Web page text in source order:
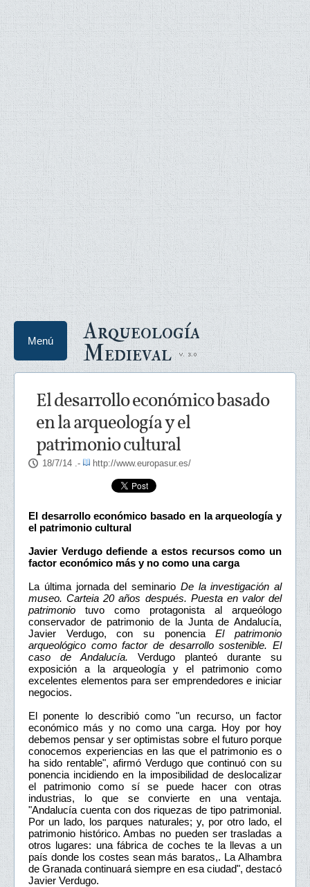
Arqueología
Medieval
Menú
El desarrollo económico basado
en la arqueología y el
patrimonio cultural
18/7/14 .- http://www.europasur.es/
El desarrollo económico basado en la arqueología y
el patrimonio cultural
Javier Verdugo defiende a estos recursos como un
factor económico más y no como una carga
La última jornada del seminario De la investigación al
museo. Carteia 20 años después. Puesta en valor del
patrimonio tuvo como protagonista al arqueólogo
conservador de patrimonio de la Junta de Andalucía,
Javier Verdugo, con su ponenciaEl patrimonio
arqueológico como factor de desarrollo sostenible. El
caso de Andalucía. Verdugo planteó durante su
exposición a la arqueología y el patrimonio como
excelentes elementos para ser emprendedores e iniciar
negocios.
El ponente lo describió como "un recurso, un factor
económico más y no como una carga. Hoy por hoy
debemos pensar y ser optimistas sobre el futuro porque
conocemos experiencias en las que el patrimonio es o
ha sido rentable", afirmó Verdugo que continuó con su
ponencia incidiendo en la imposibilidad de deslocalizar
el patrimonio como sí se puede hacer con otras
industrias, lo que se convierte en una ventaja.
"Andalucía cuenta con dos riquezas de tipo patrimonial.
Por un lado, los parques naturales; y, por otro lado, el
patrimonio histórico. Ambas no pueden ser trasladas a
otros lugares: una fábrica de coches te la llevas a un
país donde los costes sean más baratos,. La Alhambra
de Granada continuará siempre en esa ciudad", destacó
Javier Verdugo.